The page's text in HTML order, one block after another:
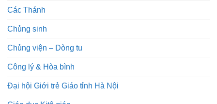
Các Thánh
Chủng sinh
Chủng viện – Dòng tu
Công lý & Hòa bình
Đại hội Giới trẻ Giáo tỉnh Hà Nội